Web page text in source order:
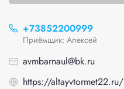
+73852200999
Приёмщик: Алексей
avmbarnaul@bk.ru
https://altayvtormet22.ru/